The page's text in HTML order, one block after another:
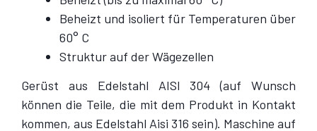
Beheizt und isoliert für Temperaturen über
60° C
Struktur auf der Wägezellen
Gerüst aus Edelstahl AISI 304 (auf Wunsch
können die Teile, die mit dem Produkt in Kontakt
kommen, aus Edelstahl Aisi 316 sein). Maschine auf